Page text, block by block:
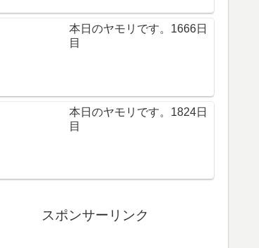
本日のヤモリです。1666日
目
本日のヤモリです。1824日
目
スポンサーリンク